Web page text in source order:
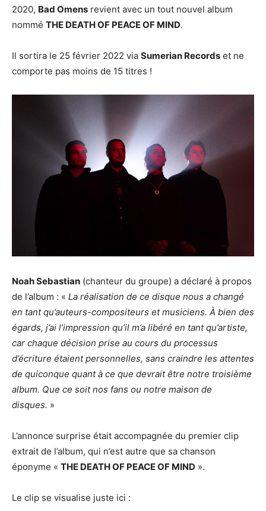
2020, Bad Omens revient avec un tout nouvel album
nommé THE DEATH OF PEACE OF MIND.
Il sortira le 25 février 2022 via Sumerian Records et ne
comporte pas moins de 15 titres !
Noah Sebastian (chanteur du groupe) a déclaré à propos
de l’album : « La réalisation de ce disque nous a changé
en tant qu’auteurs-compositeurs et musiciens. À bien des
égards, j’ai l’impression qu’il m’a libéré en tant qu’artiste,
car chaque décision prise au cours du processus
d’écriture étaient personnelles, sans craindre les attentes
de quiconque quant à ce que devrait être notre troisième
album. Que ce soit nos fans ou notre maison de
disques. »
L’annonce surprise était accompagnée du premier clip
extrait de l’album, qui n’est autre que sa chanson
éponyme « THE DEATH OF PEACE OF MIND ».
Le clip se visualise juste ici :